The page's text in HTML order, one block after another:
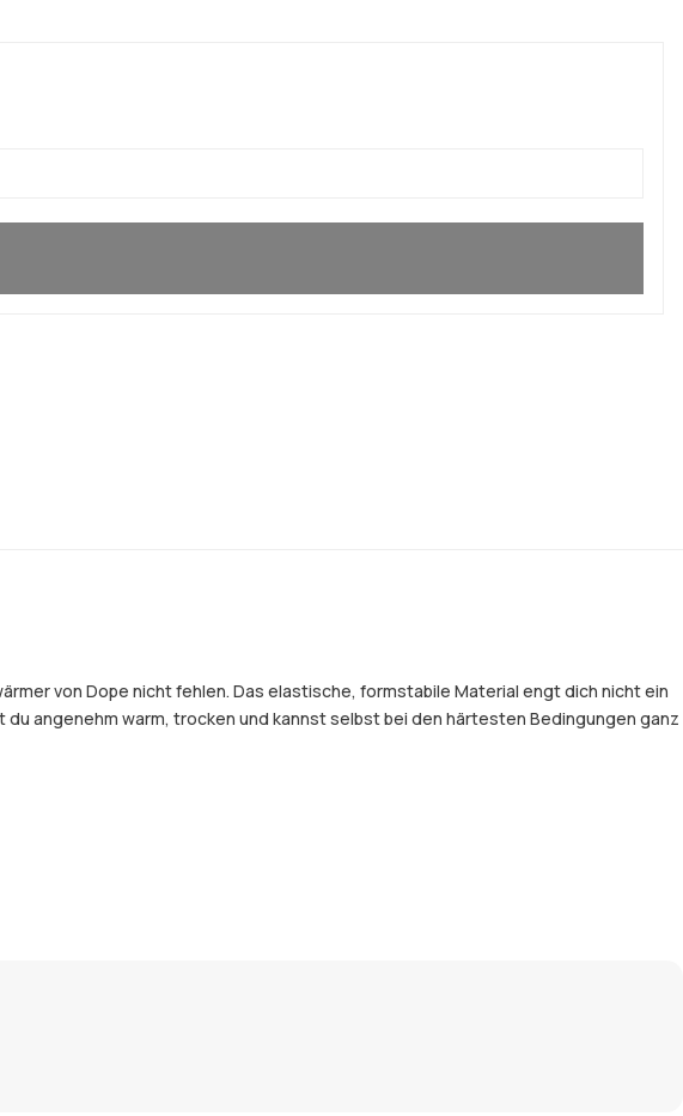
von Dope nicht fehlen. Das elastische, formstabile Material engt dich nicht ein
angenehm warm, trocken und kannst selbst bei den härtesten Bedingungen ganz